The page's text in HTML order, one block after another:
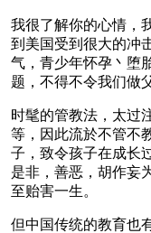
我很了解你的心情，
到美国受到很大的冲
气，青少年怀孕丶堕
题，不得不令我们做
时髦的管教法，太过
等，因此流於不管不
子，致令孩子在成长
是非，善恶，胡作妄
至贻害一生。
但中国传统的教育也